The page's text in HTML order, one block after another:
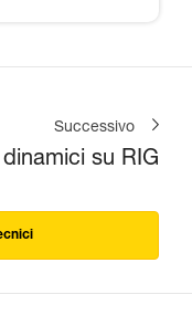
Successivo
su RIG